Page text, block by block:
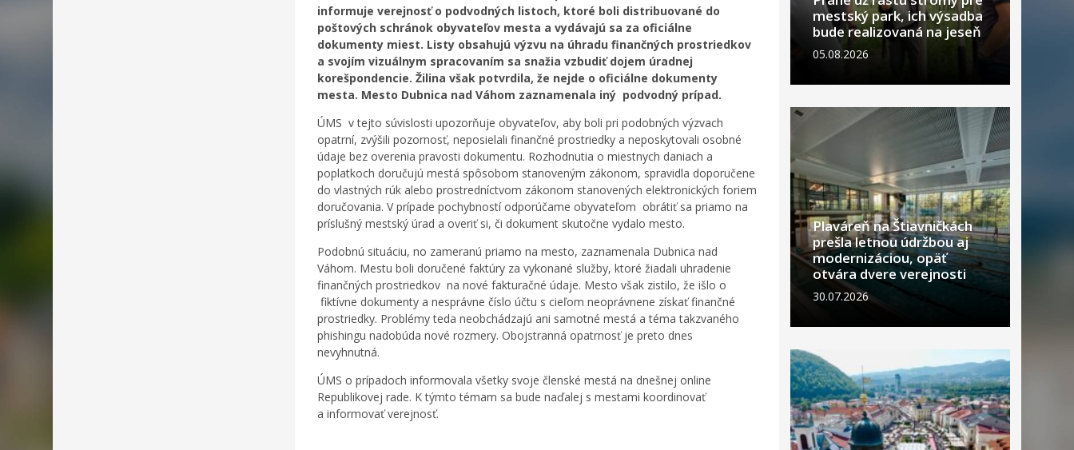
informuje verejnosť o podvodných listoch, ktoré boli distribuované do
poštových schránok obyvateľov mesta a vydávajú sa za oficiálne
dokumenty miest. Listy obsahujú výzvu na úhradu finančných prostriedkov
a svojím vizuálnym spracovaním sa snažia vzbudiť dojem úradnej
korešpondencie. Žilina však potvrdila, že nejde o oficiálne dokumenty
mesta. Mesto Dubnica nad Váhom zaznamenala iný podvodný prípad.
ÚMS v tejto súvislosti upozorňuje obyvateľov, aby boli pri podobných výzvach
opatrní, zvýšili pozornosť, neposielali finančné prostriedky a neposkytovali osobné
údaje bez overenia pravosti dokumentu. Rozhodnutia o miestnych daniach a
poplatkoch doručujú mestá spôsobom stanoveným zákonom, spravidla doporučene
do vlastných rúk alebo prostredníctvom zákonom stanovených elektronických foriem
doručovania. V prípade pochybností odporúčame obyvateľom obrátiť sa priamo na
príslušný mestský úrad a overiť si, či dokument skutočne vydalo mesto.
Podobnú situáciu, no zameranú priamo na mesto, zaznamenala Dubnica nad
Váhom. Mestu boli doručené faktúry za vykonané služby, ktoré žiadali uhradenie
finančných prostriedkov na nové fakturačné údaje. Mesto však zistilo, že išlo o
fiktívne dokumenty a nesprávne číslo účtu s cieľom neoprávnene získať finančné
prostriedky. Problémy teda neobchádzajú ani samotné mestá a téma takzvaného
phishingu nadobúda nové rozmery. Obojstranná opatrnosť je preto dnes
nevyhnutná.
ÚMS o prípadoch informovala všetky svoje členské mestá na dnešnej online
Republikovej rade. K týmto témam sa bude naďalej s mestami koordinovať
a informovať verejnosť.
mestský park, ich výsadba
bude realizovaná na jeseň
05.08.2026
Plaváreň na Štiavničkách
prešla letnou údržbou aj
modernizáciou, opäť
otvára dvere verejnosti
30.07.2026